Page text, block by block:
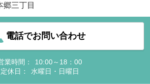
郷三丁目
電話でお問い合わせ
業時間：
10:00～18：00
定休日：
水曜日・日曜日